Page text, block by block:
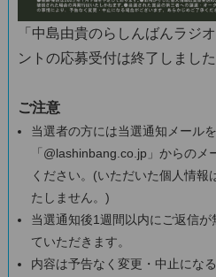
「中島由貴のらしんばんラジ
ントの応募受付は終了しました
ご注意
当選者の方には当選通知メール
「@lashinbang.co.jp」からの
ください。(いただいた個人情報
たしません。)
当選通知後1週間以内にご返信
ていただきます。
内容は予告なく変更・中止にな